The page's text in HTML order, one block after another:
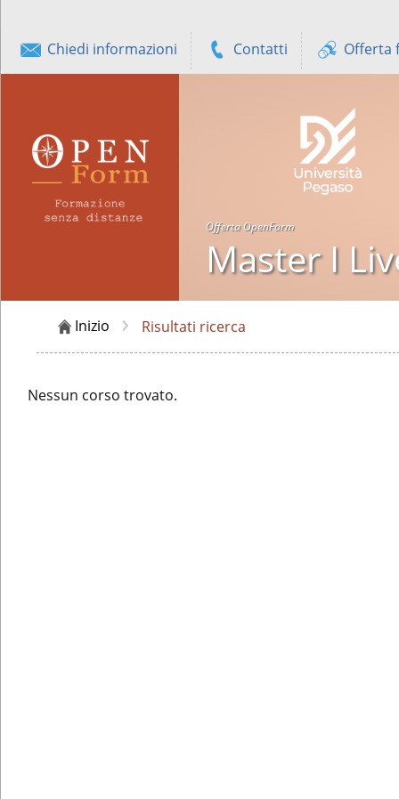
Chiedi informazioni Contatti Offerta
Offerta OpenForm
Master I
Inizio Risultati ricerca
Nessun corso trovato.